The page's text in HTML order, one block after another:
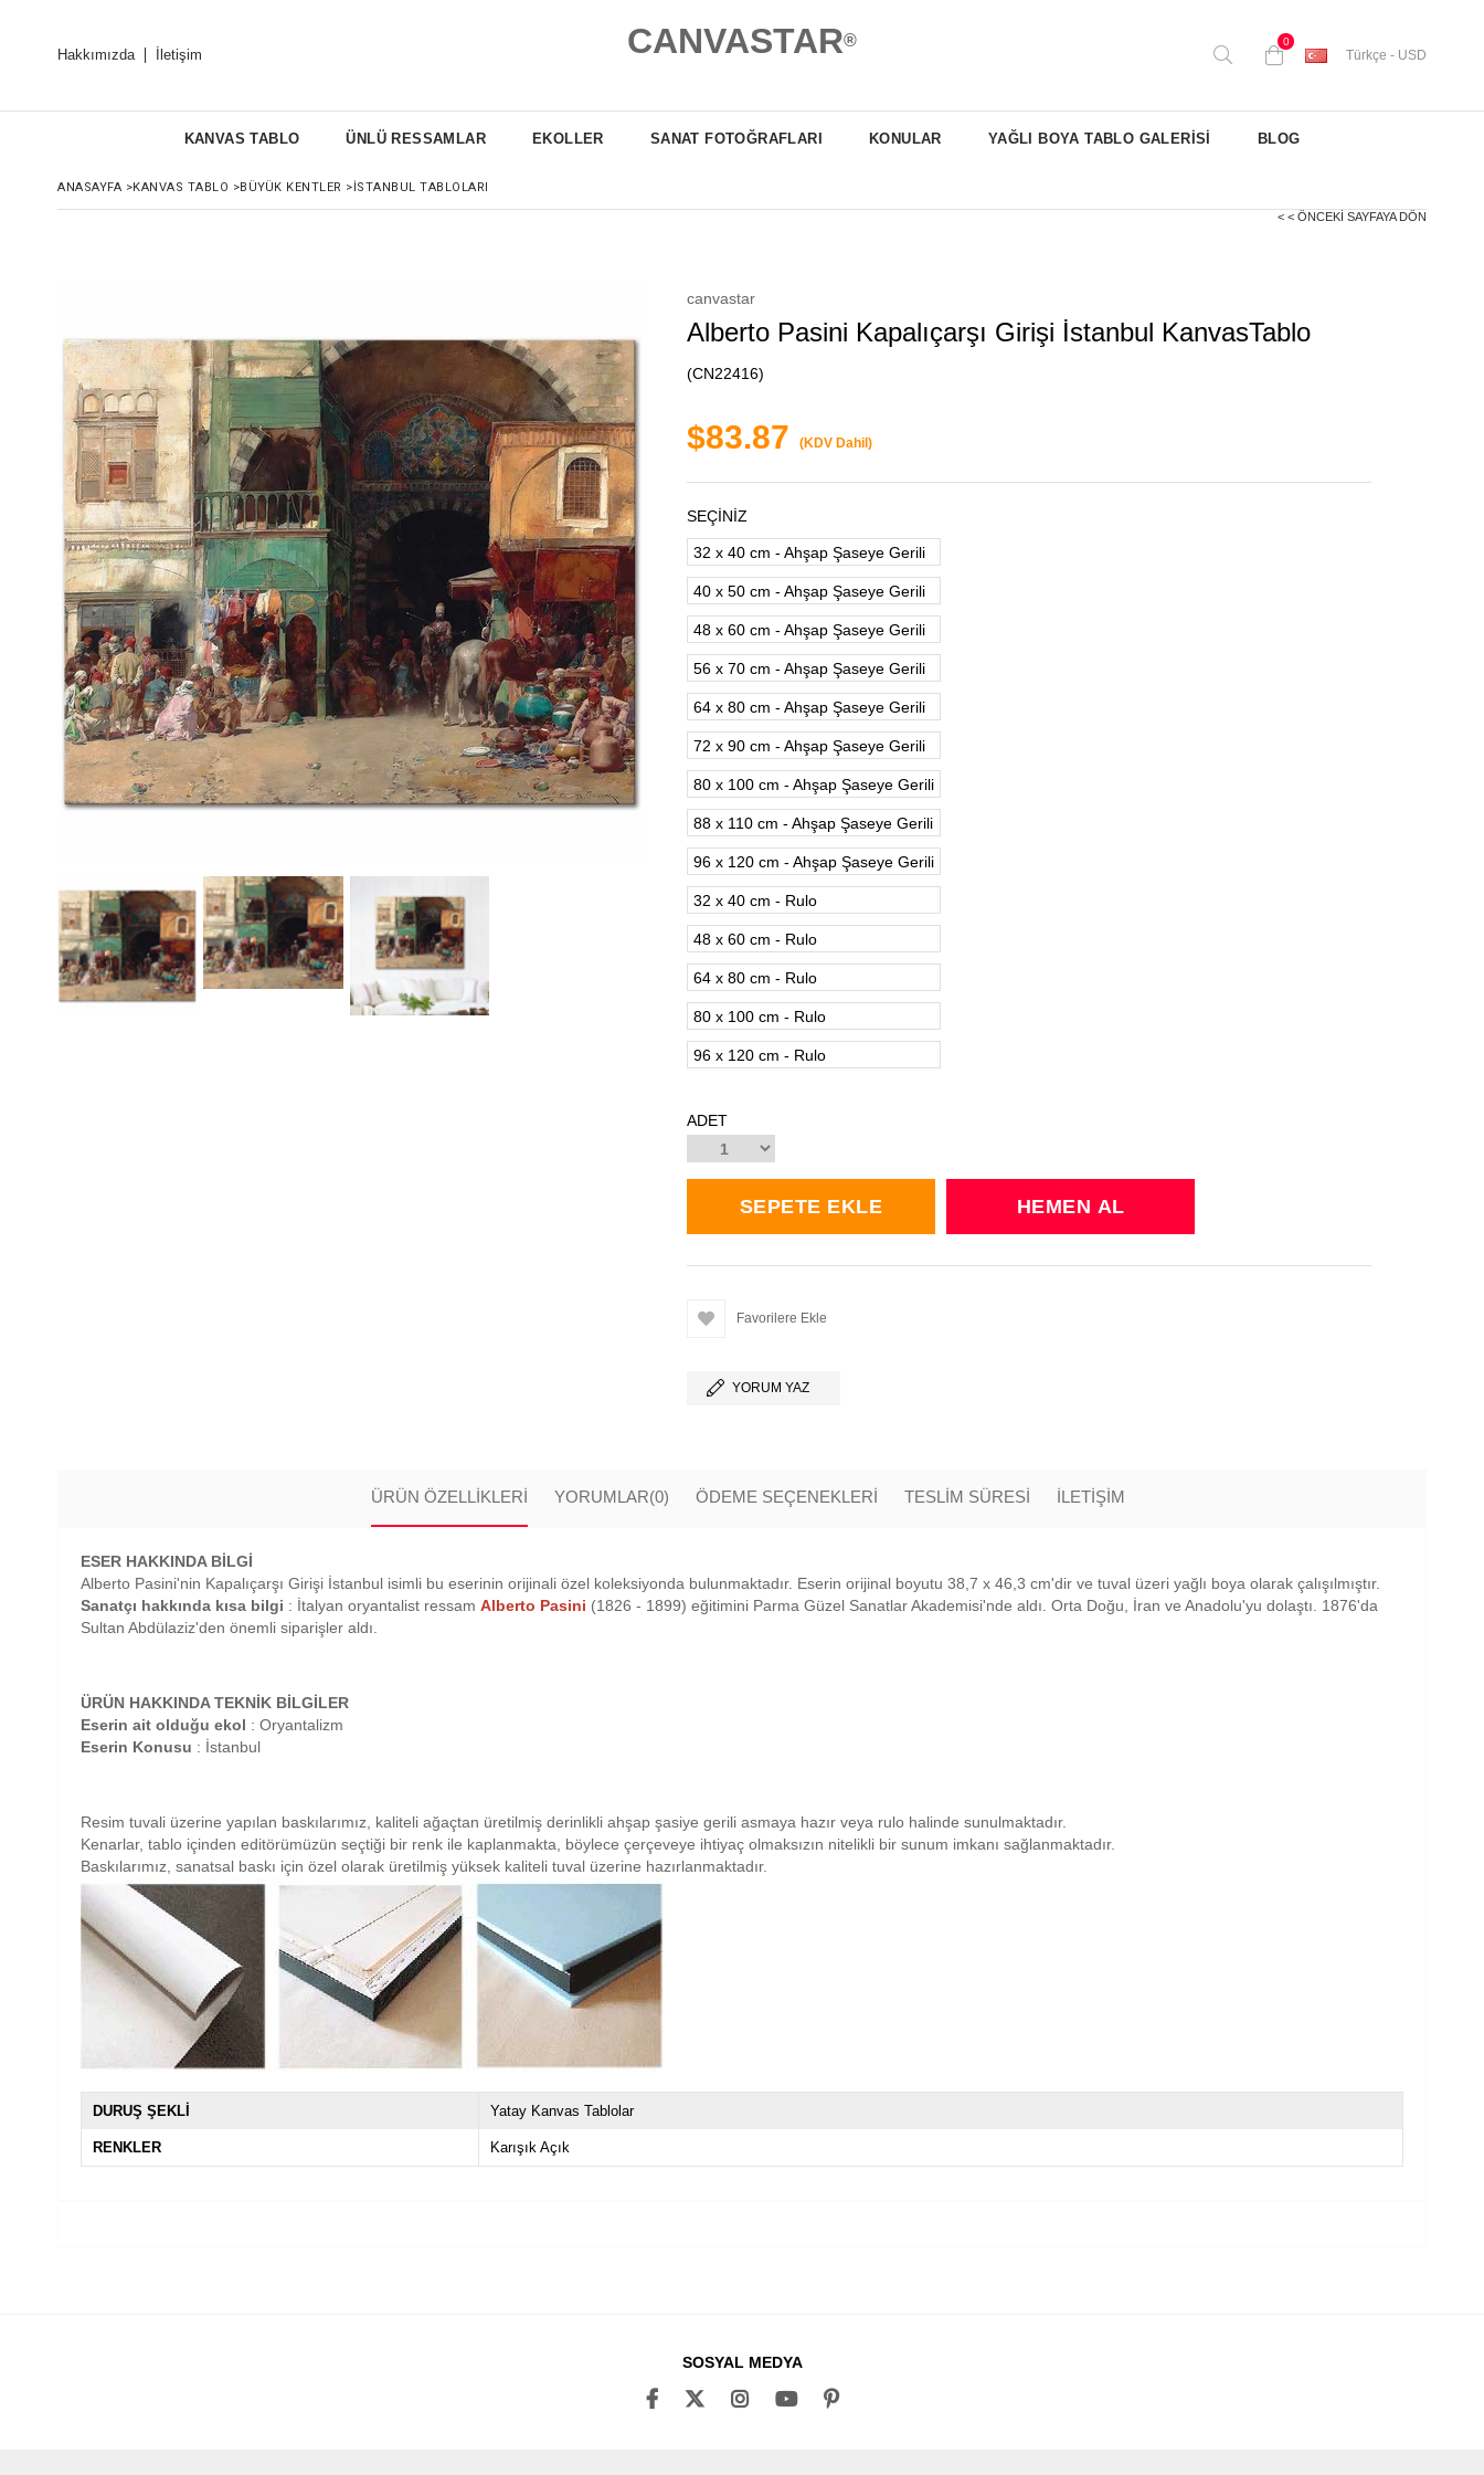
Hakkımızda İletişim CANVASTAR® 0
Türkçe - USD
KANVAS TABLO ÜNLÜ RESSAMLAR EKOLLER SANAT FOTOĞRAFLARI KONULAR YAĞLI BOYA TABLO GALERİSİ BLOG
ANASAYFA >KANVAS TABLO >BÜYÜK KENTLER >İSTANBUL TABLOLARI
< < ÖNCEKI SAYFAYA DÖN
canvastar
Alberto Pasini Kapalıçarşı Girişi İstanbul KanvasTablo
(CN22416)
$83.87 (KDV Dahil)
SEÇİNİZ
32 x 40 cm - Ahşap Şaseye Gerili
40 x 50 cm - Ahşap Şaseye Gerili
48 x 60 cm - Ahşap Şaseye Gerili
56 x 70 cm - Ahşap Şaseye Gerili
64 x 80 cm - Ahşap Şaseye Gerili
72 x 90 cm - Ahşap Şaseye Gerili
80 x 100 cm - Ahşap Şaseye Gerili
88 x 110 cm - Ahşap Şaseye Gerili
96 x 120 cm - Ahşap Şaseye Gerili
32 x 40 cm - Rulo
48 x 60 cm - Rulo
64 x 80 cm - Rulo
80 x 100 cm - Rulo
96 x 120 cm - Rulo
ADET
Favorilere Ekle
YORUM YAZ
ÜRÜN ÖZELLIKLERI YORUMLAR(0) ÖDEME SEÇENEKLERI TESLİM SÜRESİ İLETİŞİM
ESER HAKKINDA BİLGİ
Alberto Pasini'nin Kapalıçarşı Girişi İstanbul isimli bu eserinin orijinali özel koleksiyonda bulunmaktadır. Eserin orijinal boyutu 38,7 x 46,3 cm'dir ve tuval üzeri yağlı boya olarak çalışılmıştır.
Sanatçı hakkında kısa bilgi : İtalyan oryantalist ressam Alberto Pasini (1826 - 1899) eğitimini Parma Güzel Sanatlar Akademisi'nde aldı. Orta Doğu, İran ve Anadolu'yu dolaştı. 1876'da
Sultan Abdülaziz'den önemli siparişler aldı.
ÜRÜN HAKKINDA TEKNİK BİLGİLER
Eserin ait olduğu ekol : Oryantalizm
Eserin Konusu : İstanbul
Resim tuvali üzerine yapılan baskılarımız, kaliteli ağaçtan üretilmiş derinlikli ahşap şasiye gerili asmaya hazır veya rulo halinde sunulmaktadır.
Kenarlar, tablo içinden editörümüzün seçtiği bir renk ile kaplanmakta, böylece çerçeveye ihtiyaç olmaksızın nitelikli bir sunum imkanı sağlanmaktadır.
Baskılarımız, sanatsal baskı için özel olarak üretilmiş yüksek kaliteli tuval üzerine hazırlanmaktadır.
DURUŞ ŞEKLİ Yatay Kanvas Tablolar
RENKLER Karışık Açık
SOSYAL MEDYA